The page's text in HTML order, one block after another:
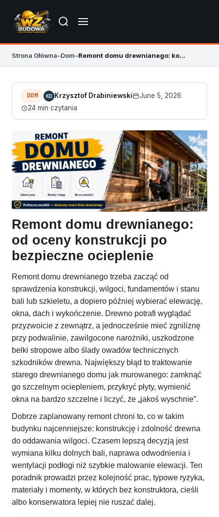
Strona Główna–Dom– Remont domu drewnianego: konstrukcja, wilgoć, koszty
DOM KD Krzysztof Drabiniewski
June 5, 2026
24 min czytania
Remont domu drewnianego:
od oceny konstrukcji po
bezpieczne ocieplenie
Remont domu drewnianego trzeba zacząć od
sprawdzenia konstrukcji, wilgoci, fundamentów i stanu
bali lub szkieletu, a dopiero później wybierać elewację,
okna, dach i wykończenie. Drewno potrafi wyglądać
przyzwoicie z zewnątrz, a jednocześnie mieć zgniliznę
przy podwalinie, zawilgocone narożniki, uszkodzone
belki stropowe albo ślady owadów technicznych
szkodników drewna. Największy błąd to traktowanie
starego drewnianego domu jak murowanego: zamknąć
go szczelnym ociepleniem, przykryć płyty, wymienić
okna na bardzo szczelne i liczyć, że „jakoś wyschnie”.
Dobrze zaplanowany remont chroni to, co w takim
budynku najcenniejsze: konstrukcję i zdolność drewna
do oddawania wilgoci. Czasem lepszą decyzją jest
wymiana kilku dolnych bali, naprawa odwodnienia i
wentylacji podłogi niż szybkie malowanie elewacji. Ten
poradnik prowadzi przez kolejność prac, typowe ryzyka,
materiały i momenty, w których bez konstruktora, cieśli
albo konserwatora lepiej nie ruszać dalej.